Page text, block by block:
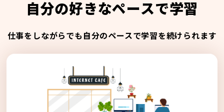
自分の好きなペースで学習
仕事をしながらでも自分のペースで学習を続けられます